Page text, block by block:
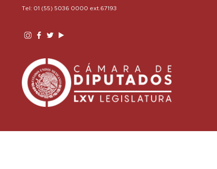
Tel: 01 (55) 5036 0000 ext.67193